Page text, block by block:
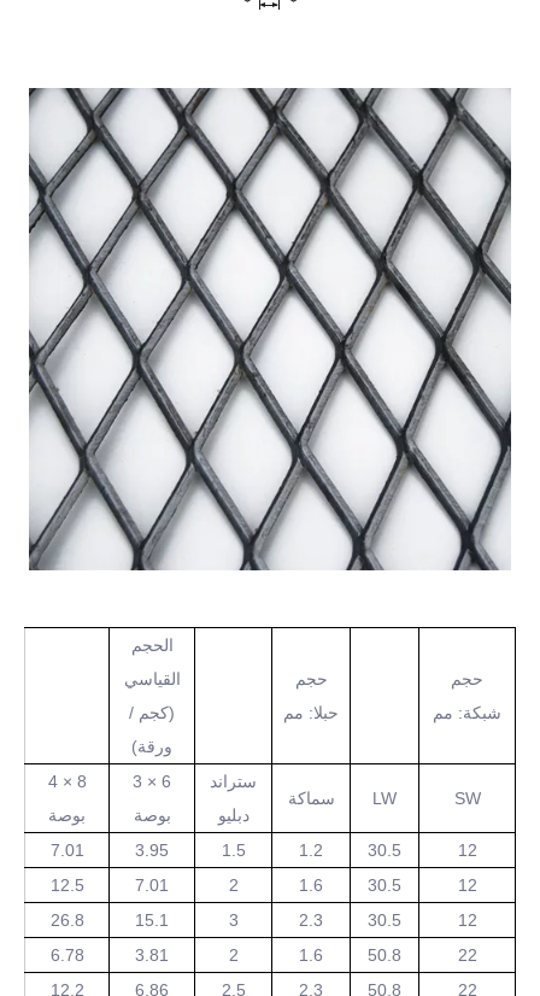
حجم
شبكة: مم
حجم
حبلا: مم
الحجم
القياسي
(كجم /
ورقة)
SW
LW سماكة
ستراند
دبليو
6 × 3
بوصة
8 × 4
بوصة
12
30.5
1.2
1.5
3.95
7.01
12
30.5
1.6
2
7.01
12.5
12
30.5
2.3
3
15.1
26.8
22
50.8
1.6
2
3.81
6.78
22
50.8
2.3
2.5
6.86
12.2